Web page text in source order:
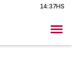
14:37HS